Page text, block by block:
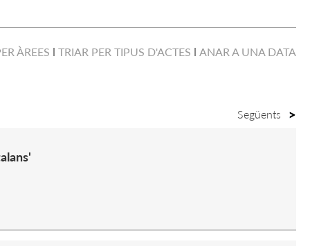
ÀREES TRIAR PER TIPUS D'ACTES ANAR A UNA DATA
Següents